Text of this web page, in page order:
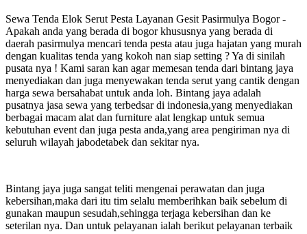
Sewa Tenda Elok Serut Pesta Layanan Gesit Pasirmulya Bogor -
Apakah anda yang berada di bogor khususnya yang berada di
daerah pasirmulya mencari tenda pesta atau juga hajatan yang murah
dengan kualitas tenda yang kokoh nan siap setting ? Ya di sinilah
pusata nya ! Kami saran kan agar memesan tenda dari bintang jaya
menyediakan dan juga menyewakan tenda serut yang cantik dengan
harga sewa bersahabat untuk anda loh. Bintang jaya adalah
pusatnya jasa sewa yang terbedsar di indonesia,yang menyediakan
berbagai macam alat dan furniture alat lengkap untuk semua
kebutuhan event dan juga pesta anda,yang area pengiriman nya di
seluruh wilayah jabodetabek dan sekitar nya.
Bintang jaya juga sangat teliti mengenai perawatan dan juga
kebersihan,maka dari itu tim selalu memberihkan baik sebelum di
gunakan maupun sesudah,sehingga terjaga kebersihan dan ke
seterilan nya. Dan untuk pelayanan ialah berikut pelayanan terbaik